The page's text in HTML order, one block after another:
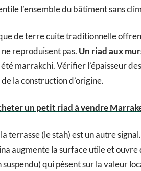
l’ensemble du bâtiment sans
de terre cuite traditionnelle
reproduisent pas. Un riad aux
marrakchi. Vérifier l’épaisseur
la construction d’origine.
un petit riad à vendre
la terrasse (le stah) est un autre
augmente la surface utile et ouvre
qui pèsent sur la valeur